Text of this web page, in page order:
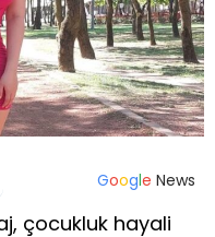
Google News
çocukluk hayali